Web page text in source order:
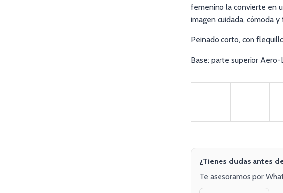
femenino la convierte en
imagen cuidada, cómoda
Peinado corto, con
Base: parte superior Aero-
¿Tienes dudas antes
Te asesoramos por